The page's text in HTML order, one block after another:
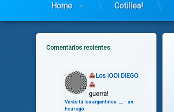
Home Cotillea!
Comentarios recientes
Los IOOI DIEGO
guerra!
Verás tú los argentinos. …. · an
hour ago